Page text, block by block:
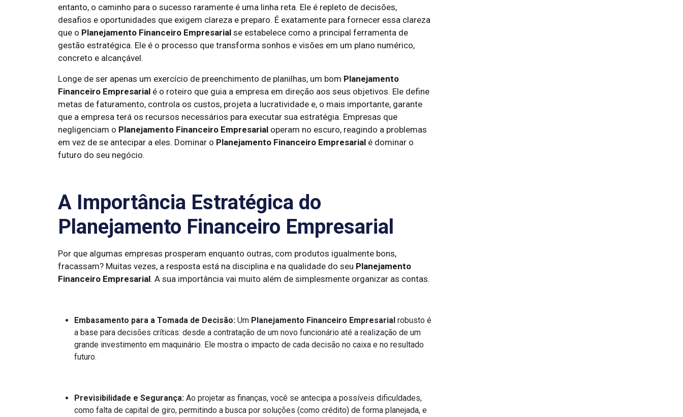
entanto, o caminho para o sucesso raramente é uma linha reta. Ele é repleto de decisões,
desafios e oportunidades que exigem clareza e preparo. É exatamente para fornecer essa clareza
que o Planejamento Financeiro Empresarial se estabelece como a principal ferramenta de
gestão estratégica. Ele é o processo que transforma sonhos e visões em um plano numérico,
concreto e alcançável.
Longe de ser apenas um exercício de preenchimento de planilhas, um bom Planejamento
Financeiro Empresarial é o roteiro que guia a empresa em direção aos seus objetivos. Ele define
metas de faturamento, controla os custos, projeta a lucratividade e, o mais importante, garante
que a empresa terá os recursos necessários para executar sua estratégia. Empresas que
negligenciam o Planejamento Financeiro Empresarial operam no escuro, reagindo a problemas
em vez de se antecipar a eles. Dominar o Planejamento Financeiro Empresarial é dominar o
futuro do seu negócio.
A Importância Estratégica do
Planejamento Financeiro Empresarial
Por que algumas empresas prosperam enquanto outras, com produtos igualmente bons,
fracassam? Muitas vezes, a resposta está na disciplina e na qualidade do seu Planejamento
Financeiro Empresarial. A sua importância vai muito além de simplesmente organizar as contas.
Embasamento para a Tomada de Decisão: Um Planejamento Financeiro Empresarial robusto é
a base para decisões críticas: desde a contratação de um novo funcionário até a realização de um
grande investimento em maquinário. Ele mostra o impacto de cada decisão no caixa e no resultado
futuro.
Previsibilidade e Segurança: Ao projetar as finanças, você se antecipa a possíveis dificuldades,
como falta de capital de giro, permitindo a busca por soluções (como crédito) de forma planejada, e